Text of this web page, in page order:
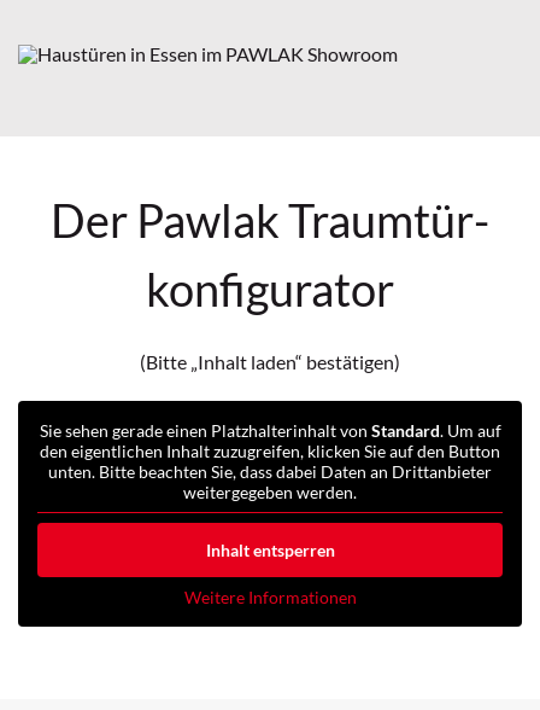
Der Pawlak Traumtür-
konfigurator
(Bitte „Inhalt laden“ bestätigen)
Sie sehen gerade einen Platzhalterinhalt von Standard. Um auf
den eigentlichen Inhalt zuzugreifen, klicken Sie auf den Button
unten. Bitte beachten Sie, dass dabei Daten an Drittanbieter
weitergegeben werden.
Inhalt entsperren
Weitere Informationen